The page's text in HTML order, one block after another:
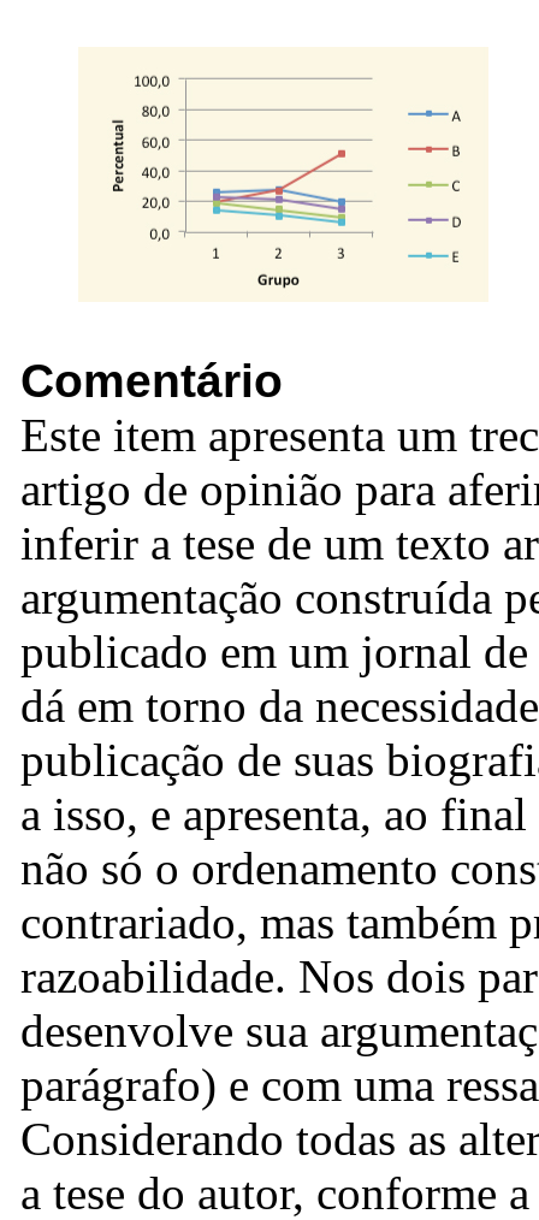
Comentário
Este item apresenta um
artigo de opinião para
inferir a tese de um texto
argumentação construída
publicado em um jornal de
dá em torno da
publicação de suas
a isso, e apresenta, ao
não só o ordenamento
contrariado, mas também
razoabilidade. Nos dois
desenvolve sua
parágrafo) e com uma
Considerando todas as
a tese do autor, conforme